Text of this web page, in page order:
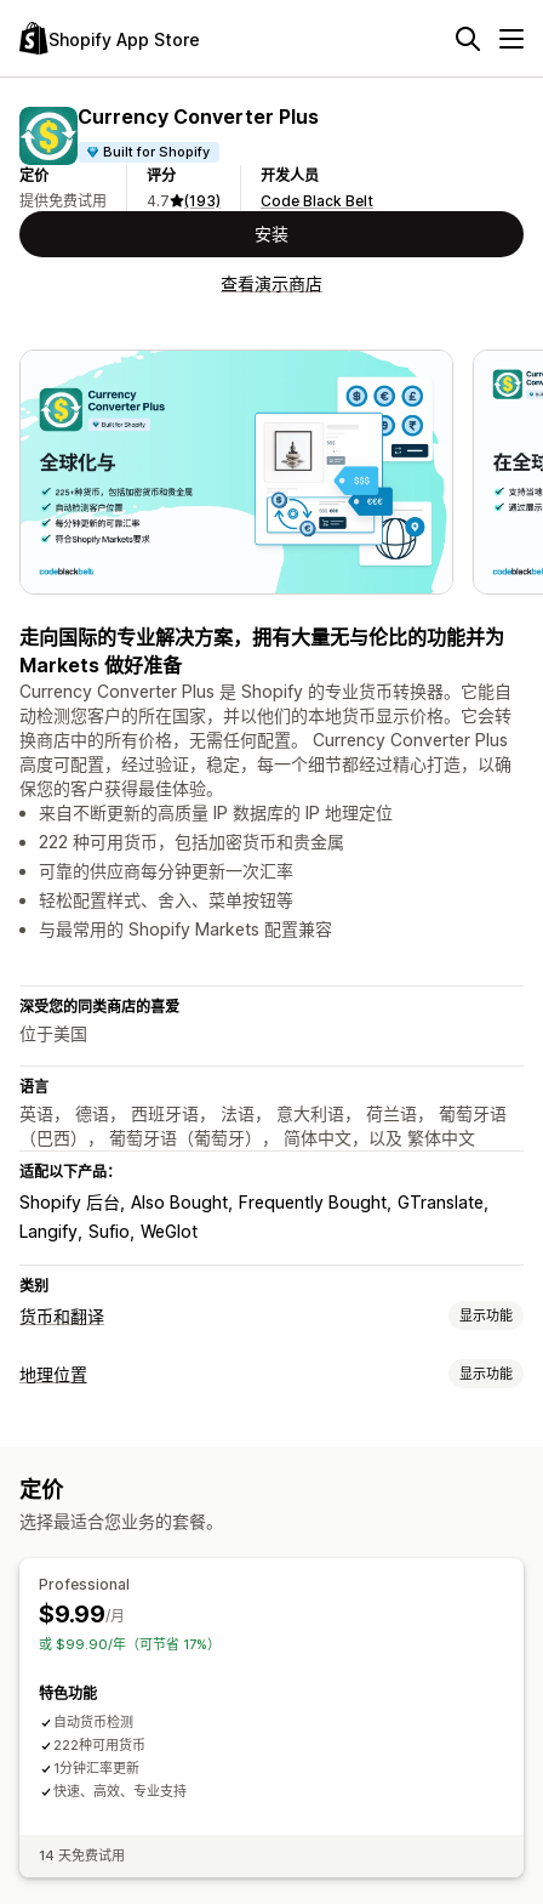
Shopify App Store
Currency Converter Plus
Built for Shopify
定价
提供免费试用
评分
4.7
(193)
开发人员
Code Black Belt
安装
查看演示商店
走向国际的专业解决方案，拥有大量无与伦比的功能并为
Markets 做好准备
Currency Converter Plus 是 Shopify 的专业货币转换器。它能自
动检测您客户的所在国家，并以他们的本地货币显示价格。它会转
换商店中的所有价格，无需任何配置。 Currency Converter Plus
高度可配置，经过验证，稳定，每一个细节都经过精心打造，以确
保您的客户获得最佳体验。
来自不断更新的高质量 IP 数据库的 IP 地理定位
222 种可用货币，包括加密货币和贵金属
可靠的供应商每分钟更新一次汇率
轻松配置样式、舍入、菜单按钮等
与最常用的 Shopify Markets 配置兼容
深受您的同类商店的喜爱
位于美国
语言
英语， 德语， 西班牙语， 法语， 意大利语， 荷兰语， 葡萄牙语
（巴西）， 葡萄牙语（葡萄牙）， 简体中文，以及 繁体中文
适配以下产品：
Shopify 后台 Also Bought Frequently Bought GTranslate
Langify Sufio WeGlot
类别
货币和翻译 显示功能
货币转换
地理位置 显示功能
定价
选择最适合您业务的套餐。
Professional
$9.99/月
或 $99.90/年（可节省 17%）
特色功能
自动货币检测
222种可用货币
1分钟汇率更新
快速、高效、专业支持
14 天免费试用